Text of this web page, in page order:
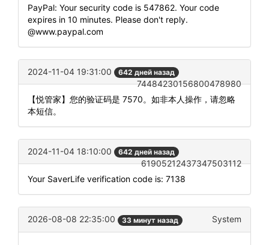
PayPal: Your security code is 547862. Your code
expires in 10 minutes. Please don't reply.
@www.paypal.com
2024-11-04 19:31:00 642 дней назад
74484230156800478980
【悦管家】您的验证码是 7570。如非本人操作，请忽略
本短信。
2024-11-04 18:10:00 642 дней назад
61905212437347503112
Your SaverLife verification code is: 7138
2026-08-08 22:35:00 33 минут назад System